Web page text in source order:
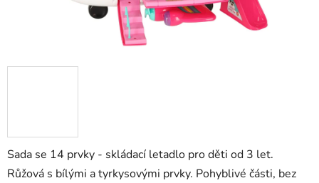
Sada se 14 prvky - skládací letadlo pro děti od 3 let.
Růžová s bílými a tyrkysovými prvky. Pohyblivé části, bez